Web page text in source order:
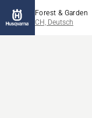
Forest & Garden
CH, Deutsch